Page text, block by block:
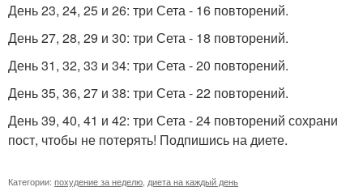
День 23, 24, 25 и 26: три Сета - 16 повторений.
День 27, 28, 29 и 30: три Сета - 18 повторений.
День 31, 32, 33 и 34: три Сета - 20 повторений.
День 35, 36, 27 и 38: три Сета - 22 повторений.
День 39, 40, 41 и 42: три Сета - 24 повторений сохрани
пост, чтобы не потерять! Подпишись на диете.
Категории: похудение за неделю диета на каждый день